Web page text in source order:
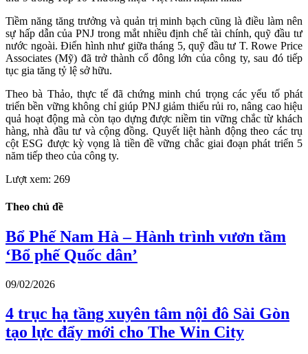
Tiềm năng tăng trưởng và quản trị minh bạch cũng là điều làm nên
sự hấp dẫn của PNJ trong mắt nhiều định chế tài chính, quỹ đầu tư
nước ngoài. Điển hình như giữa tháng 5, quỹ đầu tư T. Rowe Price
Associates (Mỹ) đã trở thành cổ đông lớn của công ty, sau đó tiếp
tục gia tăng tỷ lệ sở hữu.
Theo bà Thảo, thực tế đã chứng minh chú trọng các yếu tố phát
triển bền vững không chỉ giúp PNJ giảm thiểu rủi ro, nâng cao hiệu
quả hoạt động mà còn tạo dựng được niềm tin vững chắc từ khách
hàng, nhà đầu tư và cộng đồng. Quyết liệt hành động theo các trụ
cột ESG được kỳ vọng là tiền đề vững chắc giai đoạn phát triển 5
năm tiếp theo của công ty.
Lượt xem: 269
Theo chủ đề
Bổ Phế Nam Hà – Hành trình vươn tầm
‘Bổ phế Quốc dân’
09/02/2026
4 trục hạ tầng xuyên tâm nội đô Sài Gòn
tạo lực đẩy mới cho The Win City